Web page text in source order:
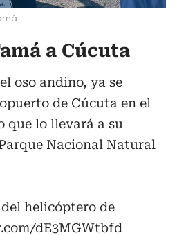
a Cúcuta
oso andino, ya se
de Cúcuta en el
que lo llevará a su
Nacional Natural
helicóptero de
dE3MGWtbfd